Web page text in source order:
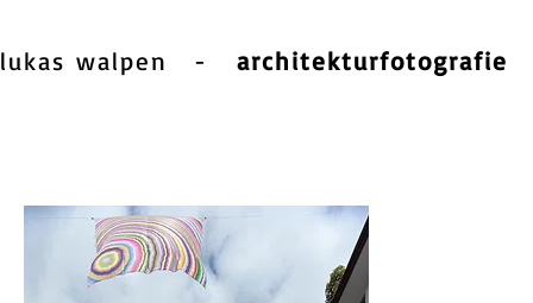
lukas walpen - architekturfotografie